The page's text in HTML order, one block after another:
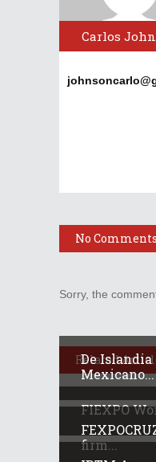
Carlos
No Comments
Sorry, the
Related
De Islandia
Mexicano...
FIEXPO
firm...